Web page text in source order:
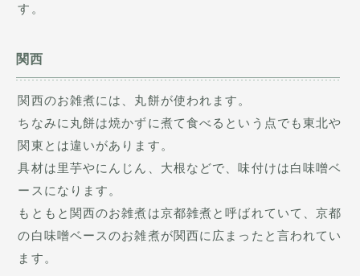
す。
関西
関西のお雑煮には、丸餅が使われます。
ちなみに丸餅は焼かずに煮て食べるという点でも東北や
関東とは違いがあります。
具材は里芋やにんじん、大根などで、味付けは白味噌ベ
ースになります。
もともと関西のお雑煮は京都雑煮と呼ばれていて、京都
の白味噌ベースのお雑煮が関西に広まったと言われてい
ます。